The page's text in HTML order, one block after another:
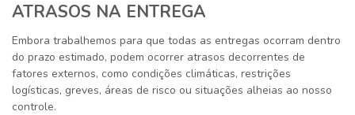
ATRASOS NA ENTREGA
Embora trabalhemos para que todas as entregas ocorram dentro
do prazo estimado, podem ocorrer atrasos decorrentes de
fatores externos, como condições climáticas, restrições
logísticas, greves, áreas de risco ou situações alheias ao nosso
controle.